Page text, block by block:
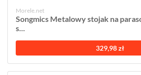
Morele.net
Songmics Metalowy stojak na
s...
329,98 zł